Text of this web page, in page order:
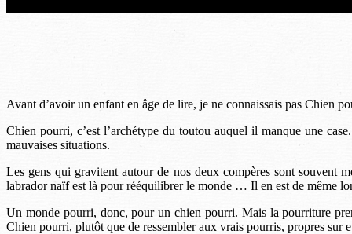
Avant d’avoir un enfant en âge de lire, je ne connaissais pas Chien
Chien pourri, c’est l’archétype du toutou auquel il manque une
mauvaises situations.
Les gens qui gravitent autour de nos deux compères sont souvent
labrador naïf est là pour rééquilibrer le monde … Il en est de même
Un monde pourri, donc, pour un chien pourri. Mais la pourriture
Chien pourri, plutôt que de ressembler aux vrais pourris, propres sur